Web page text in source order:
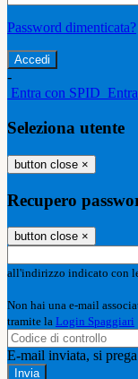
Password dimenticata?
-
Entra con SPID
Seleziona utente
button close ×
Recupero
button close ×
all'indirizzo indicato con
Non hai una e-mail
tramite la Login Spaggiari
E-mail inviata, si